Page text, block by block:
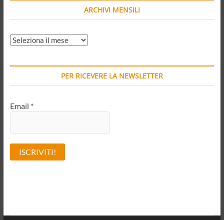
ARCHIVI MENSILI
ARCHIVI
PER RICEVERE LA NEWSLETTER
Email *